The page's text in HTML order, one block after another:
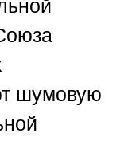
шумовую